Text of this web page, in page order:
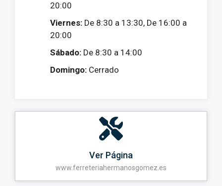
20:00
Viernes: De 8:30 a 13:30, De 16:00 a
20:00
Sábado: De 8:30 a 14:00
Domingo: Cerrado
Ver Página
www.ferreteriahermanosgomez.es